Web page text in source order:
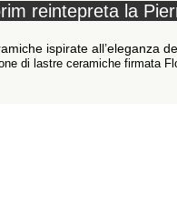
reintepreta la
ispirate all’eleganza
di lastre ceramiche firmata